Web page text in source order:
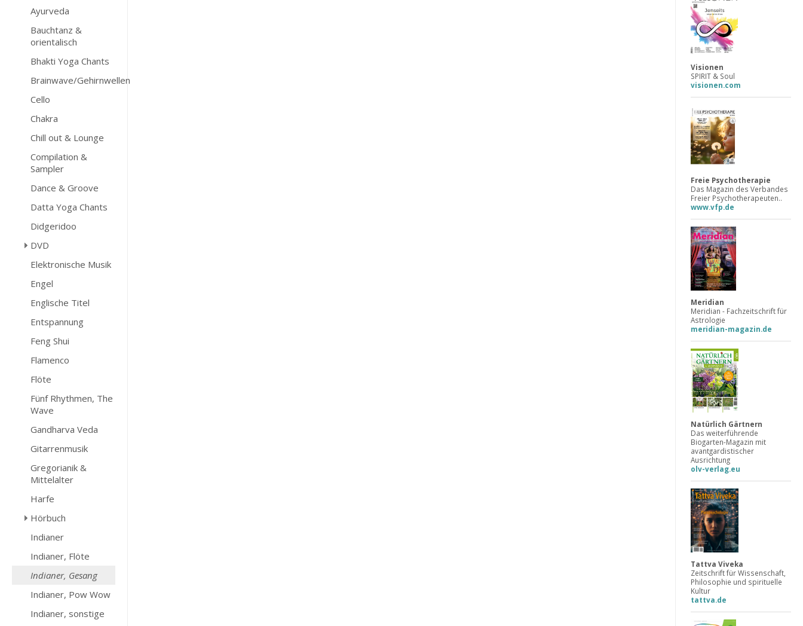
Ayurveda
Bauchtanz &
orientalisch
Bhakti Yoga Chants
Brainwave/Gehirnwellen
Cello
Chakra
Chill out & Lounge
Compilation &
Sampler
Dance & Groove
Datta Yoga Chants
Didgeridoo
DVD
Elektronische Musik
Engel
Englische Titel
Entspannung
Feng Shui
Flamenco
Flöte
Fünf Rhythmen, The
Wave
Gandharva Veda
Gitarrenmusik
Gregorianik &
Mittelalter
Harfe
Hörbuch
Indianer
Indianer, Flöte
Indianer, Gesang
Indianer, Pow Wow
Indianer, sonstige
Visionen
SPIRIT & Soul
visionen.com
Freie Psychotherapie
Das Magazin des Verbandes
Freier Psychotherapeuten..
www.vfp.de
Meridian
Meridian - Fachzeitschrift für
Astrologie
meridian-magazin.de
Natürlich Gärtnern
Das weiterführende
Biogarten-Magazin mit
avantgardistischer
Ausrichtung
olv-verlag.eu
Tattva Viveka
Zeitschrift für Wissenschaft,
Philosophie und spirituelle
Kultur
tattva.de